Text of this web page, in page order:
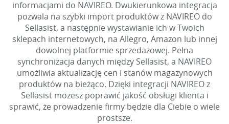
informacjami do NAVIREO. Dwukierunkowa integracja
pozwala na szybki import produktów z NAVIREO do
Sellasist, a następnie wystawianie ich w Twoich
sklepach internetowych, na Allegro, Amazon lub innej
dowolnej platformie sprzedażowej. Pełna
synchronizacja danych między Sellasist, a NAVIREO
umożliwia aktualizację cen i stanów magazynowych
produktów na bieżąco. Dzięki integracji NAVIREO z
Sellasist możesz poprawić jakość obsługi klienta i
sprawić, że prowadzenie firmy będzie dla Ciebie o wiele
prostsze.